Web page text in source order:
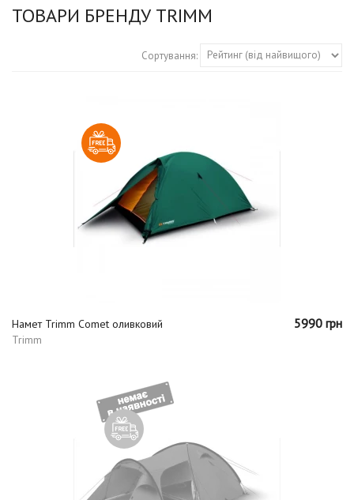
ТОВАРИ БРЕНДУ TRIMM
Сортування:
Намет Trimm Comet оливковий
Trimm
5990 грн